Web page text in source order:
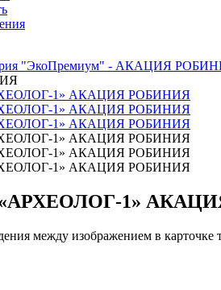
"ЭкоПремиум" - АКАЦИЯ
«АРХЕОЛОГ-1»
между изображением в карточке